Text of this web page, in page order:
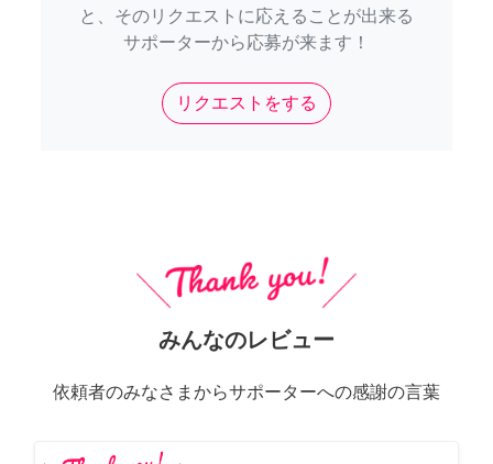
と、そのリクエストに応えることが出来る
サポーターから応募が来ます！
リクエストをする
みんなのレビュー
依頼者のみなさまからサポーターへの感謝の言葉